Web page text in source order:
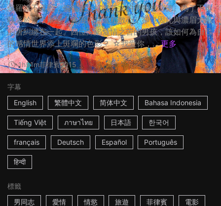
保羅誰不喜歡，偏偏迷上好友艾文的男朋友瑞德。為了不再
執著於這段單戀，保羅前往暹粒散心，卻也因此與濃眉大眼
的唐糾纏在一起。四位深陷愛情之苦的男孩，該如何為自己
的感情世界添上斑斕的色彩？ ☆我愛你，... 更多
1h51m菲律賓2015
字幕
English
繁體中文 简体中文 Bahasa Indonesia
Tiếng Việt ภาษาไทย 日本語 한국어
français Deutsch Español Português
हिन्दी
標籤
男同志
愛情 情慾 旅遊 菲律賓 電影